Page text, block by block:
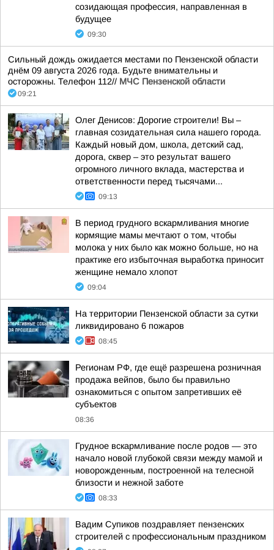
созидающая профессия, направленная в
будущее
09:30
Сильный дождь ожидается местами по Пензенской области
днём 09 августа 2026 года. Будьте внимательны и
осторожны. Телефон 112// МЧС Пензенской области
09:21
Олег Денисов: Дорогие строители! Вы –
главная созидательная сила нашего города.
Каждый новый дом, школа, детский сад,
дорога, сквер – это результат вашего
огромного личного вклада, мастерства и
ответственности перед тысячами...
09:13
В период грудного вскармливания многие
кормящие мамы мечтают о том, чтобы
молока у них было как можно больше, но на
практике его избыточная выработка приносит
женщине немало хлопот
09:04
На территории Пензенской области за сутки
ликвидировано 6 пожаров
08:45
Регионам РФ, где ещё разрешена розничная
продажа вейпов, было бы правильно
ознакомиться с опытом запретивших её
субъектов
08:36
Грудное вскармливание после родов — это
начало новой глубокой связи между мамой и
новорожденным, построенной на телесной
близости и нежной заботе
08:33
Вадим Супиков поздравляет пензенских
строителей с профессиональным праздником